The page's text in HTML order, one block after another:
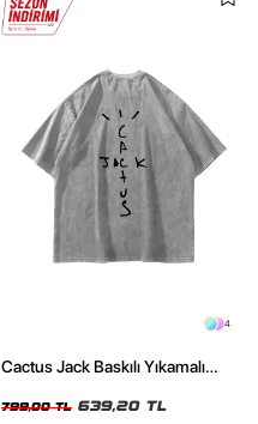
4
Cactus Jack Baskılı Yıkamalı
799,00 TL 639,20 TL